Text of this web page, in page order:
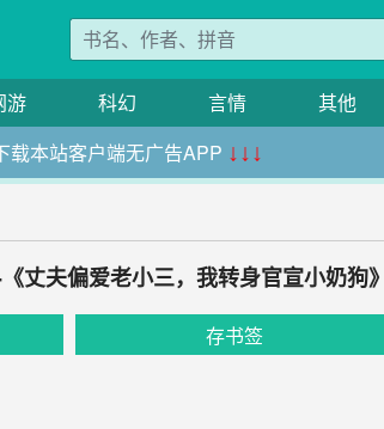
游 科幻 言情 其他
载本站客户端无广告APP ↓↓↓
丈夫偏爱老小三，我转身官宣小奶狗》
存书签